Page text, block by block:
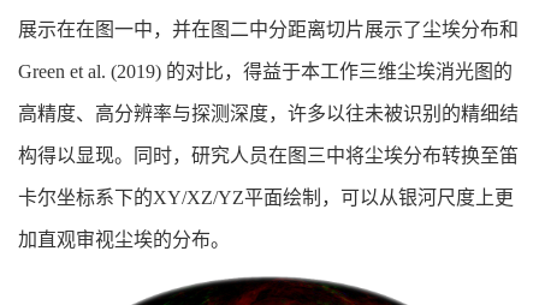
展示在在图一中，并在图二中分距离切片展示了尘埃分布和
Green et al. (2019) 的对比，得益于本工作三维尘埃消光图的
高精度、高分辨率与探测深度，许多以往未被识别的精细结
构得以显现。同时，研究人员在图三中将尘埃分布转换至笛
卡尔坐标系下的XY/XZ/YZ平面绘制，可以从银河尺度上更
加直观审视尘埃的分布。